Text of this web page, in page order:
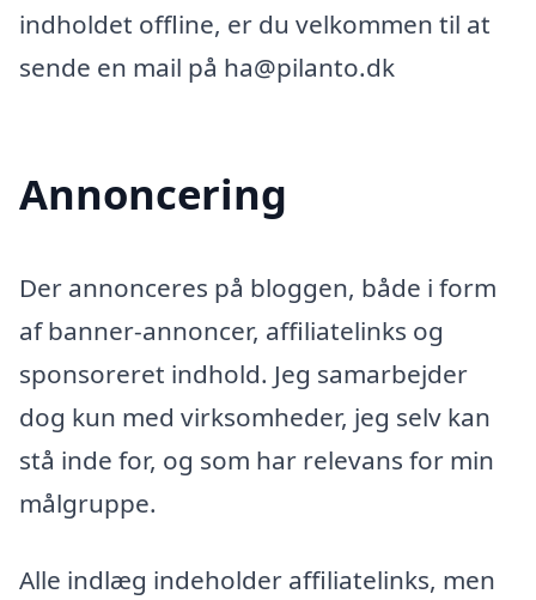
indholdet offline, er du velkommen til at
sende en mail på ha@pilanto.dk
Annoncering
Der annonceres på bloggen, både i form
af banner-annoncer, affiliatelinks og
sponsoreret indhold. Jeg samarbejder
dog kun med virksomheder, jeg selv kan
stå inde for, og som har relevans for min
målgruppe.
Alle indlæg indeholder affiliatelinks, men